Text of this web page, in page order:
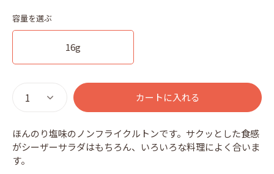
容量を選ぶ
16g
カートに入れる
ほんのり塩味のノンフライクルトンです。サクッとした食感
がシーザーサラダはもちろん、いろいろな料理によく合いま
す。